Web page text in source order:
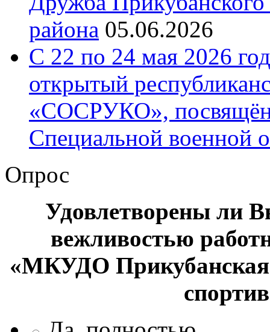
района 05.06.2026
С 22 по 24 мая 2026
открытый
«СОСРУКО»,
Специальной военной
Опрос
Удовлетворены ли
вежливостью
«МКУДО Прикубанская